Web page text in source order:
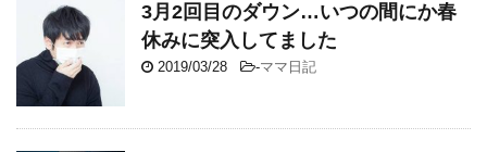
3月2回目のダウン…いつの間にか春
休みに突入してました
2019/03/28 -ママ日記